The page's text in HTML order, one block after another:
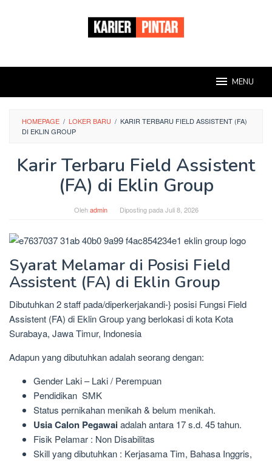
MENU
HOMEPAGE / LOKER BARU / KARIR TERBARU FIELD ASSISTENT (FA)
DI EKLIN GROUP
Karir Terbaru Field Assistent
(FA) di Eklin Group
Olehadmin Diposting pada Juli 8, 2026
Syarat Melamar di Posisi Field
Assistent (FA) di Eklin Group
Dibutuhkan 2 staff pada/diperkerjakandi-} posisi Fungsi Field
Assistent (FA) di Eklin Group yang berlokasi di kota Kota
Surabaya, Jawa Timur, Indonesia
Adapun yang dibutuhkan adalah seorang dengan:
Gender Laki – Laki / Perempuan
Pendidikan SMK
Status pernikahan menikah & belum menikah.
Usia Calon Pegawaiadalah antara 17 s.d. 45 tahun.
Fisik Pelamar : Non Disabilitas
Skill yang dibutuhkan : Kerjasama Tim, Bahasa Inggris,